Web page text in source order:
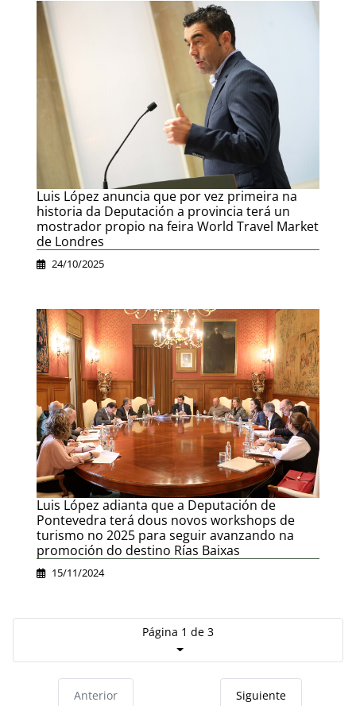
Luis López anuncia que por vez primeira na
historia da Deputación a provincia terá un
mostrador propio na feira World Travel Market
de Londres
24/10/2025
Luis López adianta que a Deputación de
Pontevedra terá dous novos workshops de
turismo no 2025 para seguir avanzando na
promoción do destino Rías Baixas
15/11/2024
Página 1 de 3
Anterior Siguiente